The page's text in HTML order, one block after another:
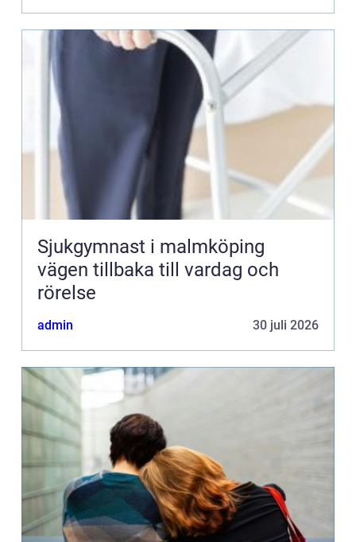
Sjukgymnast i malmköping
vägen tillbaka till vardag och
rörelse
admin 30 juli 2026